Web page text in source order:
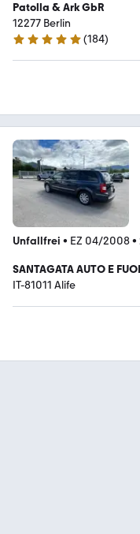
Patolla & Ark GbR
12277 Berlin
4.9 Sterne
(184)
Unfallfrei • EZ 04/2008•
SANTAGATA AUTO E
IT-81011 Alife